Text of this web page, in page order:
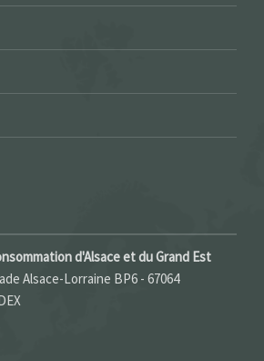
d'Alsace et du Grand Est
Alsace-Lorraine BP6 - 67064